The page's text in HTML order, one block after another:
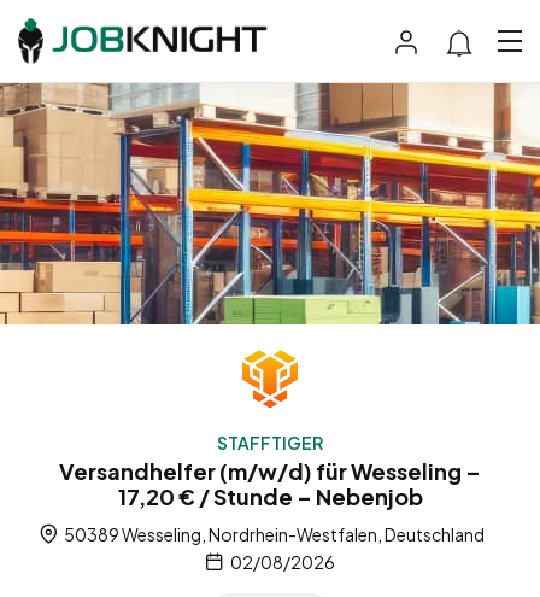
STAFFTIGER
Versandhelfer (m/w/d) für Wesseling –
17,20 € / Stunde – Nebenjob
50389 Wesseling, Nordrhein-Westfalen, Deutschland
02/08/2026